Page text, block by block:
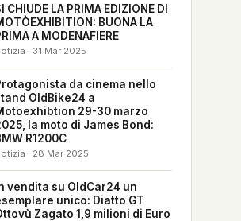
CHIUDE LA PRIMA EDIZIONE DI
BUONA LA
A MODENAFIERE
· 31 Mar 2025
da cinema nello
OldBike24 a
29-30 marzo
la moto di James Bond:
R1200C
· 28 Mar 2025
vendita su OldCar24 un
unico: Diatto GT
Zagato 1,9 milioni di Euro